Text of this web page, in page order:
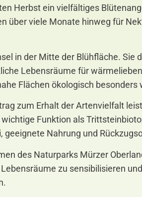
Herbst ein vielfältiges
über viele Monate hinweg für
in der Mitte der Blühfläche. Sie
Lebensräume für
Flächen ökologisch besonders
zum Erhalt der Artenvielfalt
Funktion als
Nahrung und
des Naturparks Mürzer
zu sensibilisieren